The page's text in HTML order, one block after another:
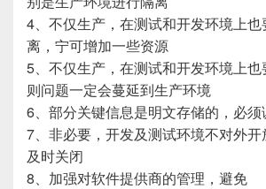
4、不仅生产，在测试和开发环境上
离，宁可增加一些资源
5、不仅生产，在测试和开发环境上
则问题一定会蔓延到生产环境
6、部分关键信息是明文存储的，必
7、非必要，开发及测试环境不对外开
及时关闭
8、加强对软件提供商的管理，避免